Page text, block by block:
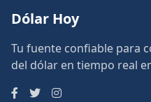
Dólar Hoy
Tu fuente confiable para
del dólar en tiempo real